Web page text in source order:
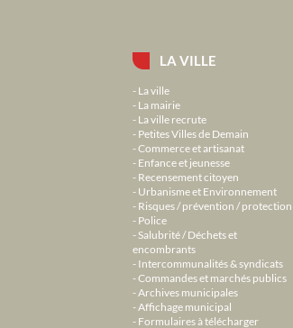
LA VILLE
La ville
La mairie
La ville recrute
Petites Villes de Demain
Commerce et artisanat
Enfance et jeunesse
Recensement citoyen
Urbanisme et Environnement
Risques / prévention / protection
Police
Salubrité / Déchets et
encombrants
Intercommunalités & syndicats
Commandes et marchés publics
Archives municipales
Affichage municipal
Formulaires à télécharger